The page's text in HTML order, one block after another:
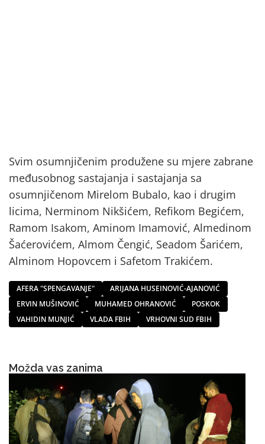
Svim osumnjičenim produžene su mjere zabrane
međusobnog sastajanja i sastajanja sa
osumnjičenom Mirelom Bubalo, kao i drugim
licima, Nerminom Nikšićem, Refikom Begićem,
Ramom Isakom, Aminom Imamović, Almedinom
Šaćerovićem, Almom Čengić, Seadom Šarićem,
Alminom Hopovcem i Safetom Trakićem.
AFERA "SPENGAVANJE"
ARIJANA HUSEINOVIĆ-AJANOVIĆ
ERVIN MUŠINOVIĆ
MUHAMED OHRANOVIĆ
POSKOK
VAHIDIN MUNJIĆ
VLADA FBIH VRHOVNI SUD FBIH
Možda vas zanima